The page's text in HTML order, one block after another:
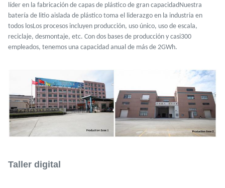
líder en la fabricación de capas de plástico de gran capacidadNuestra
batería de litio aislada de plástico toma el liderazgo en la industria en
todos losLos procesos incluyen producción, uso único, uso de escala,
reciclaje, desmontaje, etc. Con dos bases de producción y casi300
empleados, tenemos una capacidad anual de más de 2GWh.
Taller digital